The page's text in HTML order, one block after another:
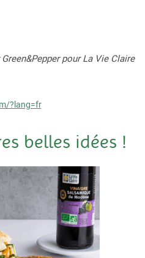
pour La Vie Claire
?lang=fr
belles idées !